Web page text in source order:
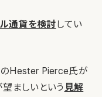
通貨を検討してい
のHester Pierce氏が
ましいという見解